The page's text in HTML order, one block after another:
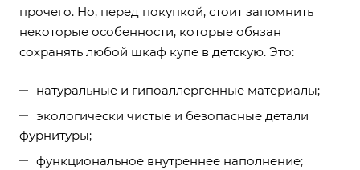
прочего. Но, перед покупкой, стоит запомнить
некоторые особенности, которые обязан
сохранять любой шкаф купе в детскую. Это:
натуральные и гипоаллергенные материалы;
экологически чистые и безопасные детали
фурнитуры;
функциональное внутреннее наполнение;